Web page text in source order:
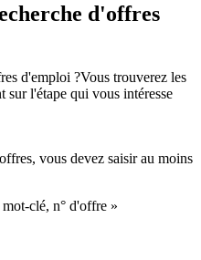
d'offres
d'emploi ?Vous trouverez les
sur l'étape qui vous intéresse
vous devez saisir au moins
clé, n° d'offre »